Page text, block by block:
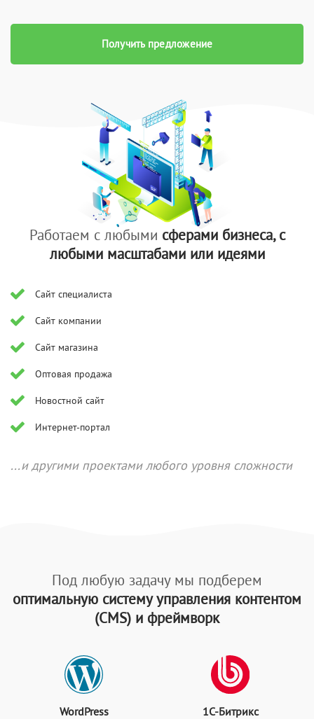
Получить предложение
Работаем с любыми сферами бизнеса, с
любыми масштабами или идеями
Сайт специалиста
Сайт компании
Сайт магазина
Оптовая продажа
Новостной сайт
Интернет-портал
...и другими проектами любого уровня сложности
Под любую задачу мы подберем
оптимальную систему управления контентом
(CMS) и фреймворк
WordPress 1С-Битрикс